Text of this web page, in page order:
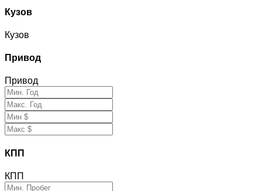
Кузов
Кузов
Привод
Привод
КПП
КПП